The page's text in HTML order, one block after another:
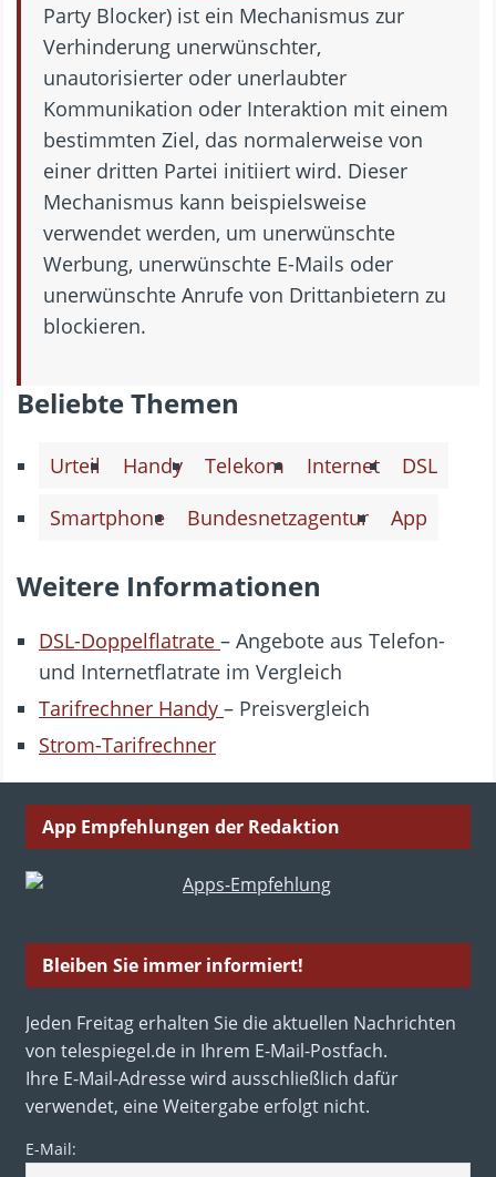
Party Blocker) ist ein Mechanismus zur
Verhinderung unerwünschter,
unautorisierter oder unerlaubter
Kommunikation oder Interaktion mit einem
bestimmten Ziel, das normalerweise von
einer dritten Partei initiiert wird. Dieser
Mechanismus kann beispielsweise
verwendet werden, um unerwünschte
Werbung, unerwünschte E-Mails oder
unerwünschte Anrufe von Drittanbietern zu
blockieren.
Beliebte Themen
Urteil Handy Telekom Internet
DSL
Smartphone
Bundesnetzagentur App
Weitere Informationen
DSL-Doppelflatrate – Angebote aus Telefon-
und Internetflatrate im Vergleich
Tarifrechner Handy – Preisvergleich
Strom-Tarifrechner
App Empfehlungen der Redaktion
Bleiben Sie immer informiert!
Jeden Freitag erhalten Sie die aktuellen Nachrichten
von telespiegel.de in Ihrem E-Mail-Postfach.
Ihre E-Mail-Adresse wird ausschließlich dafür
verwendet, eine Weitergabe erfolgt nicht.
E-Mail: